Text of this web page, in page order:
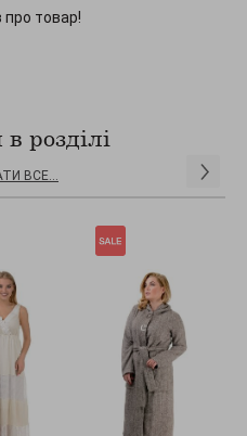
про товар!
розділі
ВСЕ...